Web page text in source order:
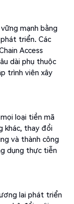
mạnh bằng
triển. Các
Access
dài phụ thuộc
trình viên xây
loại tiền mã
khác, thay đổi
và thành công
dụng thực tiễn
lai phát triển